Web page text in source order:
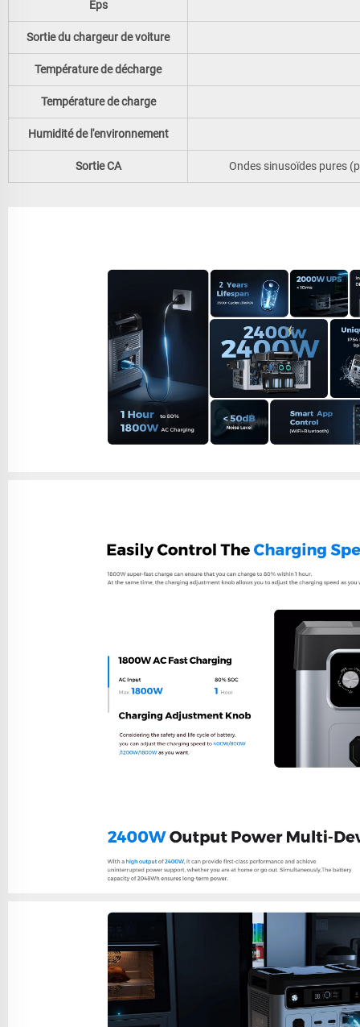
Éps
Sortie du chargeur de voiture
Température de décharge
Température de charge
Humidité de l'environnement
Sortie CA Ondes sinusoïdes pures